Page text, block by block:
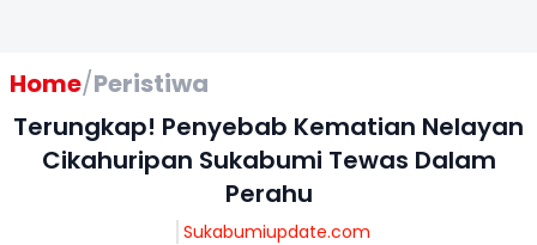
Home/Peristiwa
Terungkap! Penyebab Kematian Nelayan
Cikahuripan Sukabumi Tewas Dalam
Perahu
Sukabumiupdate.com